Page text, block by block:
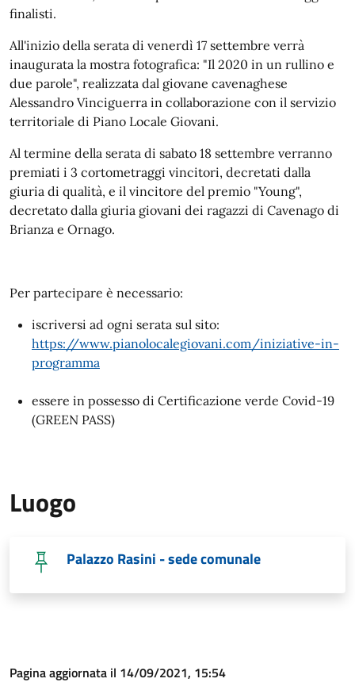
finalisti.
All'inizio della serata di venerdì 17 settembre verrà
inaugurata la mostra fotografica: "Il 2020 in un rullino e
due parole", realizzata dal giovane cavenaghese
Alessandro Vinciguerra in collaborazione con il servizio
territoriale di Piano Locale Giovani.
Al termine della serata di sabato 18 settembre verranno
premiati i 3 cortometraggi vincitori, decretati dalla
giuria di qualità, e il vincitore del premio "Young",
decretato dalla giuria giovani dei ragazzi di Cavenago di
Brianza e Ornago.
Per partecipare è necessario:
iscriversi ad ogni serata sul sito:
https://www.pianolocalegiovani.com/iniziative-in-
programma
essere in possesso di Certificazione verde Covid-19
(GREEN PASS)
Luogo
Palazzo Rasini - sede comunale
Pagina aggiornata il 14/09/2021, 15:54